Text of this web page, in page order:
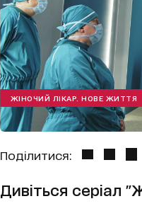
ЖІНОЧИЙ ЛІКАР. НОВЕ ЖИТТЯ
Поділитися:
Дивіться серіал